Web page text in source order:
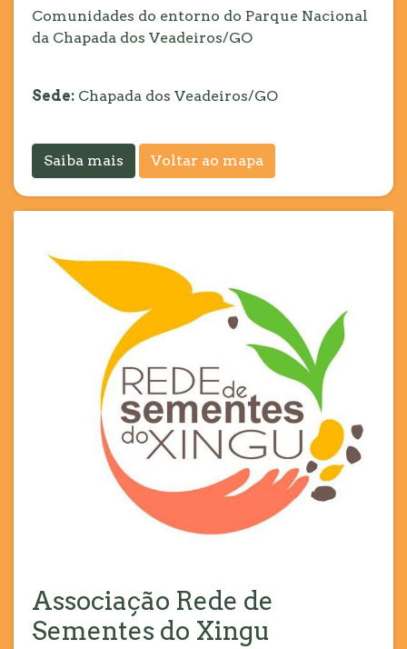
Comunidades do entorno do Parque Nacional
da Chapada dos Veadeiros/GO
Sede: Chapada dos Veadeiros/GO
Saiba mais Voltar ao mapa
Associação Rede de
Sementes do Xingu